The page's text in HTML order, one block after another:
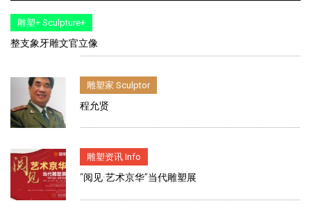
雕塑+ Sculpture+
整支象牙雕文官立像
雕塑家 Sculptor
程允贤
雕塑资讯 Info
“阅见·艺术京华”当代雕塑展